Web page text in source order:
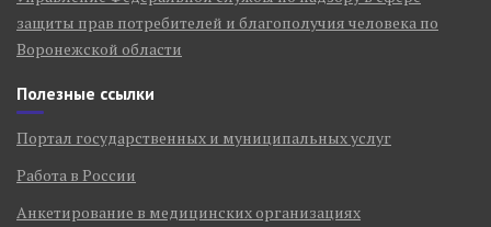
защиты прав потребителей и благополучия человека по
Воронежской области
Полезные ссылки
Портал государственных и муниципальных услуг
Работа в России
Анкетирование в медицинских организациях